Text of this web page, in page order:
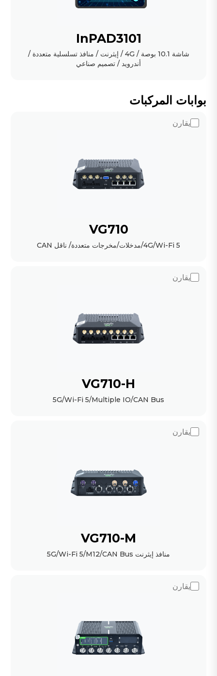
InPAD3101
شاشة 10.1 بوصة / 4G / إيثرنت / منافذ تسلسلية متعددة /
أندرويد / تصميم صناعي
بوابات المركبات
يقارن
VG710
4G/Wi-Fi 5/مدخلات/مخرجات متعددة/ ناقل CAN
يقارن
VG710-H
5G/Wi-Fi 5/Multiple IO/CAN Bus
يقارن
VG710-M
منافذ إيثرنت 5G/Wi-Fi 5/M12/CAN Bus
يقارن